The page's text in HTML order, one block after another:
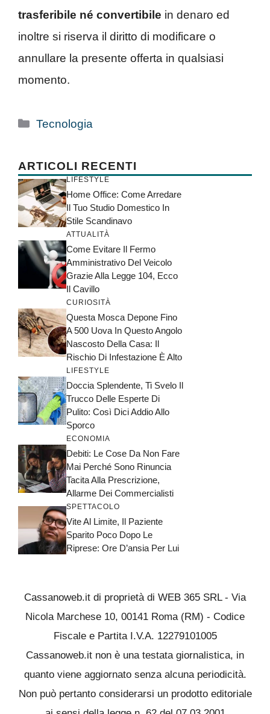
trasferibile né convertibile in denaro ed
inoltre si riserva il diritto di modificare o
annullare la presente offerta in qualsiasi
momento.
Categorie
Tecnologia
ARTICOLI RECENTI
LIFESTYLE
Home Office: Come Arredare
Il Tuo Studio Domestico In
Stile Scandinavo
ATTUALITÀ
Come Evitare Il Fermo
Amministrativo Del Veicolo
Grazie Alla Legge 104, Ecco
Il Cavillo
CURIOSITÀ
Questa Mosca Depone Fino
A 500 Uova In Questo Angolo
Nascosto Della Casa: Il
Rischio Di Infestazione È Alto
LIFESTYLE
Doccia Splendente, Ti Svelo Il
Trucco Delle Esperte Di
Pulito: Così Dici Addio Allo
Sporco
ECONOMIA
Debiti: Le Cose Da Non Fare
Mai Perché Sono Rinuncia
Tacita Alla Prescrizione,
Allarme Dei Commercialisti
SPETTACOLO
Vite Al Limite, Il Paziente
Sparito Poco Dopo Le
Riprese: Ore D’ansia Per Lui
Cassanoweb.it di proprietà di WEB 365 SRL - Via
Nicola Marchese 10, 00141 Roma (RM) - Codice
Fiscale e Partita I.V.A. 12279101005
Cassanoweb.it non è una testata giornalistica, in
quanto viene aggiornato senza alcuna periodicità.
Non può pertanto considerarsi un prodotto editoriale